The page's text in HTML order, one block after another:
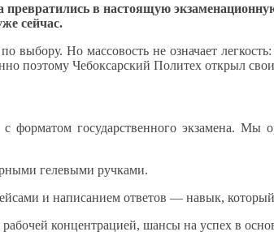
превратились в настоящую
сейчас.
выбору. Но массовость не означает
поэтому Чебоксарский Политех открыл
с форматом государственного экзамена.Мы
гелевыми ручками.
и написанием ответов — навык, который
рабочей концентрацией, шансы на успех в